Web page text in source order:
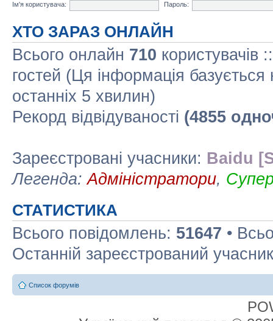
Ім'я користувача:
Пароль:
ХТО ЗАРАЗ ОНЛАЙН
Всього онлайн 710 користувачів
гостей (Ця інформація базується
останніх 5 хвилин)
Рекорд відвідуваності (4855
Зареєстровані учасники: Baidu
Легенда:Адміністратори,
СТАТИСТИКА
Всього повідомлень: 51647 •
Останній зареєстрований
Список форумів